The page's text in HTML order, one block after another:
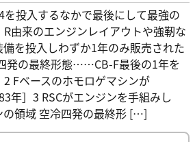
を投入するなかで最後にして最強の
由来のエンジンレイアウトや強靭な
を投入しわずか1年のみ販売された
発の最終形態……CB-F最後の1年を
Fベースのホモロゲマシンが
年］3 RSCがエンジンを手組みし
の領域 空冷四発の最終形 […]